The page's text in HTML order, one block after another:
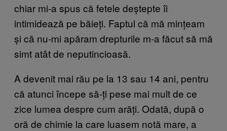
chiar mi-a spus că fetele deștepte îi
intimidează pe băieți. Faptul că mă mințeam
și că nu-mi apăram drepturile m-a făcut să mă
simt atât de neputincioasă.
A devenit mai rău pe la 13 sau 14 ani, pentru
că atunci începe să-ți pese mai mult de ce
zice lumea despre cum arăți. Odată, după o
oră de chimie la care luasem notă mare, a